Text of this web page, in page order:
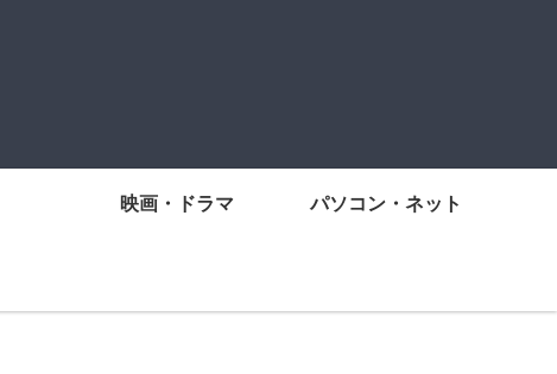
映画・ドラマ パソコン・ネット